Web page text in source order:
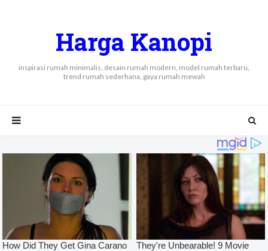
Harga Kanopi
inspirasi rumah minimalis, desain rumah modern, model rumah terbaru,
trend rumah sederhana, gaya rumah mewah